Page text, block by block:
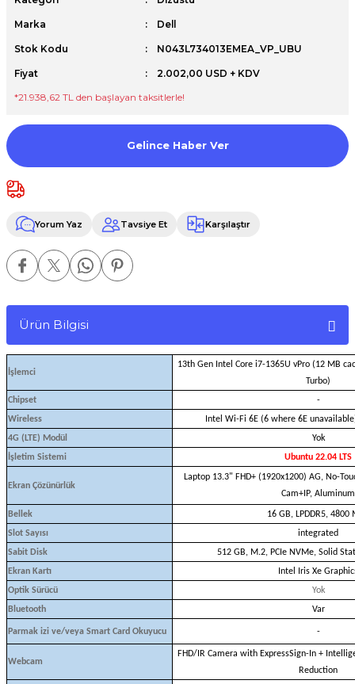
/ XPS+GPU
Marka Dell
Stok Kodu N043L734013EMEA_VP_UBU
Fiyat
2.002,00 USD + KDV
*21.938,62 TL den başlayan taksitlerle!
Gelince Haber Ver
Yorum Yaz Tavsiye Et Karşılaştır
Ürün Bilgisi
İşlemci
13th Gen Intel Core i7-1365U vPro (12 MB
Turbo)
Chipset
-
Wireless
Intel Wi-Fi 6E (6 where 6E
4G (LTE) Modül
Yok
İşletim Sistemi
Ubuntu 22.04 LTS
Ekran Çözünürlük
Laptop 13.3" FHD+ (1920x1200) AG, No-
Cam+IP, Aluminum
Bellek
16 GB, LPDDR5, 4800
Slot Sayısı
integrated
Sabit Disk
512 GB, M.2, PCIe NVMe, Solid
Ekran Kartı
Intel Iris Xe
Optik Sürücü
Yok
Bluetooth
Var
Parmak izi ve/veya Smart Card Okuyucu -
Webcam
FHD/IR Camera with ExpressSign-In +
Reduction